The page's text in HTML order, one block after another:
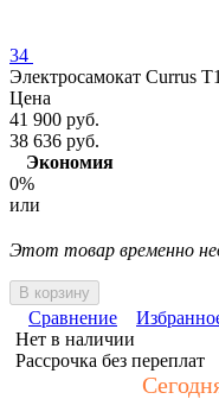
34
Электросамокат Currus
Цена
41 900 руб.
38 636 руб.
Экономия
0%
или
Этот товар временно
В корзину
Сравнение
Нет в наличии
Рассрочка без переплат